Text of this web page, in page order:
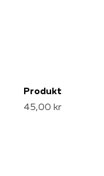
Produkt
45,00 kr